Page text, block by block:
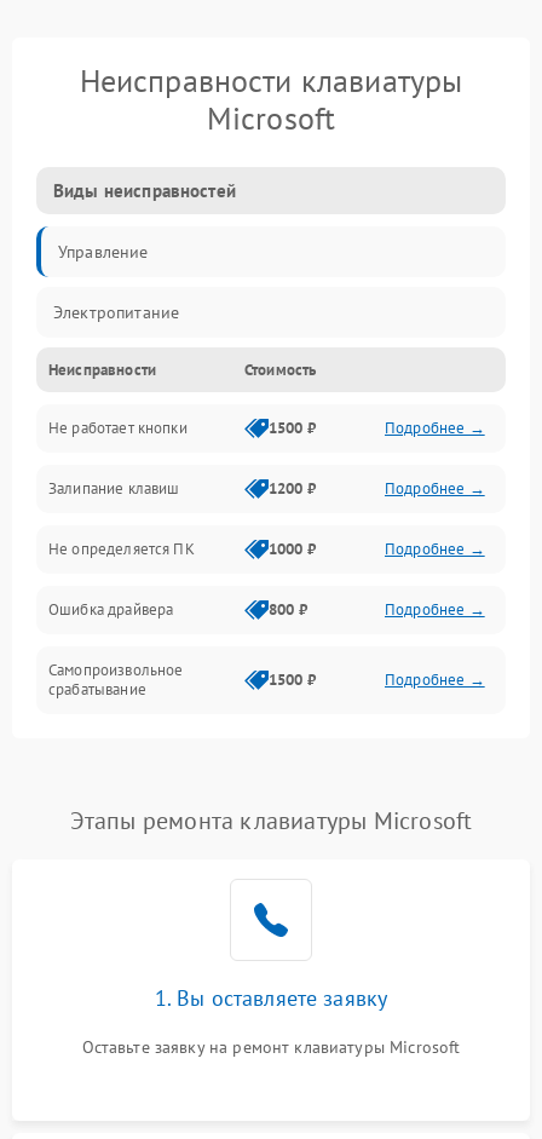
Неисправности клавиатуры
Microsoft
Виды неисправностей
Управление
Электропитание
Неисправности Стоимость
Не работает кнопки 1500 ₽ Подробнее →
Залипание клавиш 1200 ₽ Подробнее →
Не определяется ПК 1000 ₽ Подробнее →
Ошибка драйвера 800 ₽ Подробнее →
Самопроизвольное
срабатывание
1500 ₽ Подробнее →
Этапы ремонта клавиатуры Microsoft
1. Вы оставляете заявку
Оставьте заявку на ремонт клавиатуры Microsoft